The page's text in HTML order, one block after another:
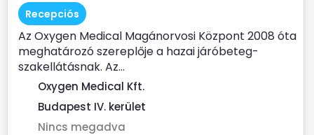
Recepciós
Az Oxygen Medical Magánorvosi Központ 2008 óta
meghatározó szereplője a hazai járóbeteg-
szakellátásnak. Az...
Oxygen Medical Kft.
Budapest IV. kerület
Nincs megadva